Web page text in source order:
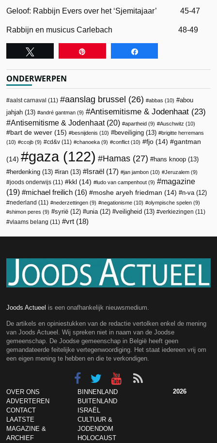
Geloof: Rabbijn Evers over het ‘Sjemitajaar’ 45-47
Rabbijn en musicus Carlebach 48-49
ONDERWERPEN
aalst carnaval (11) aanslag brussel (26) abbas (10)
abou
jahjah (13) andré gantman (9) Antisemitisme & Jodenhaat (23)
Antisemitisme & Jodenhaat(20) apartheid (9) Auschwitz (10)
bart de wever (15) besnijdenis (10) beveiliging (13)
brigitte herremans
(10)
ccojb (9) cd&v (11) chanoeka (9) conflict (10) fjo (14) gantman
(14) gaza (122) Hamas (27) hans knoop (13)
herdenking (13) iran (13) Israël (17) jan jambon (10) Jeruzalem (9)
joods onderwijs (11) kkl (14) ludo van campenhout (9)
magazine
(19)
michael freilich (16) moshe aryeh friedman (14) n-va (12)
nederland (11) nederzettingen (9) negationisme (10) olympische spelen (9)
shimon peres (9) syrië (12) unia (12) veiligheid (13) verkiezingen (11)
vlaams belang (11) vrt (18)
Joods Actueel is een onafhankelijk nieuwsmedium.
De artikels en opiniestukken van de redactie vertolken enkel de mening
van Joods Actueel. Wij spreken niet in naam van de Joodse
gemeenschap. De Joodse gemeenschap in België heeft geen
gemandateerde feitelijke vertegenwoordiging. Het staat iedereen vrij om
een eigen mening te hebben en die te verkondigen.
OVER ONS
ADVERTEREN
CONTACT
LAATSTE
MAGAZINE &
ARCHIEF
BINNENLAND
BUITENLAND
ISRAËL
CULTUUR &
JODENDOM
HOLOCAUST
2026